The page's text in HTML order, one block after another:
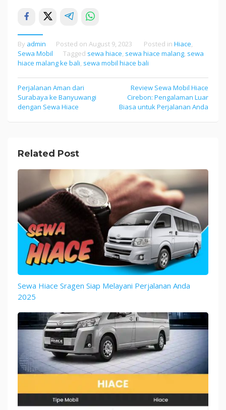
By admin Posted on August 9, 2023 Posted in Hiace,
Sewa Mobil
Tagged sewa hiace, sewa hiace malang, sewa
hiace malang ke bali, sewa mobil hiace bali
Post
navigation
Perjalanan Aman dari
Surabaya ke Banyuwangi
dengan Sewa Hiace
Review Sewa Mobil Hiace
Cirebon: Pengalaman Luar
Biasa untuk Perjalanan Anda
Related Post
Sewa Hiace Sragen Siap Melayani Perjalanan Anda
2025